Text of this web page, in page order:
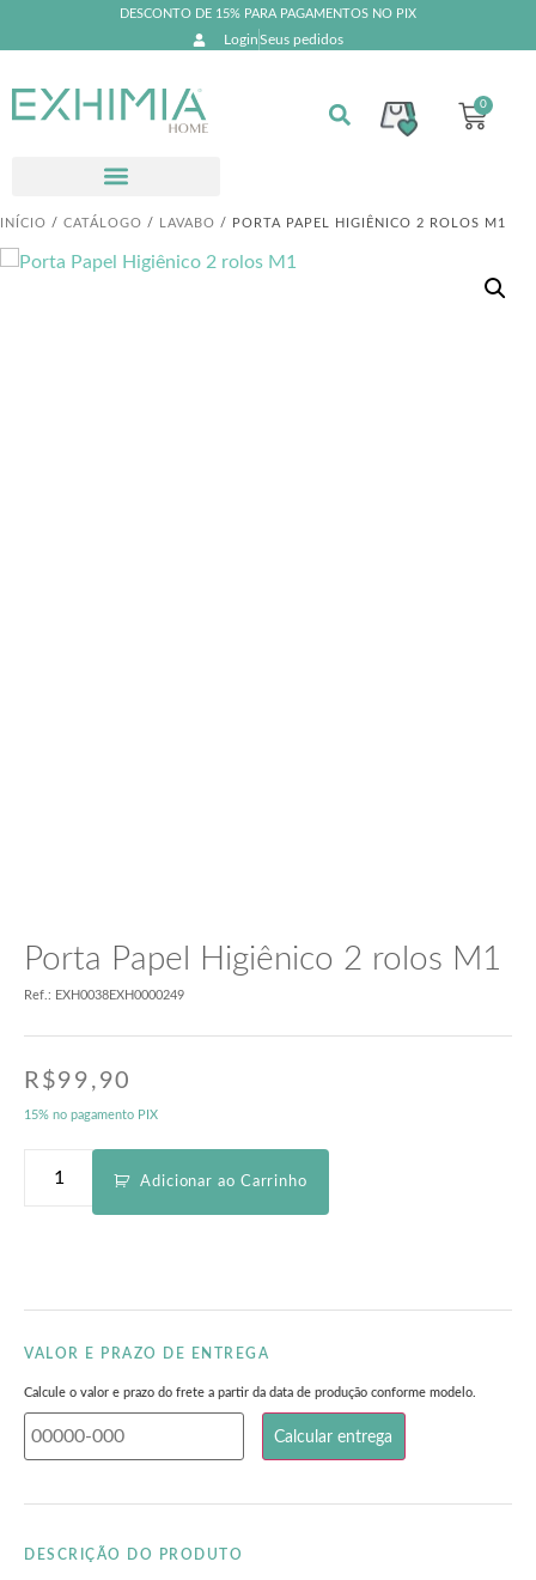
DESCONTO DE 15% PARA PAGAMENTOS NO PIX
LoginSeus pedidos
0
INÍCIO / CATÁLOGO / LAVABO / PORTA PAPEL HIGIÊNICO 2 ROLOS M1
Porta Papel Higiênico 2 rolos M1
Ref.: EXH0038EXH0000249
R$99,90
15% no pagamento PIX
Adicionar ao Carrinho
VALOR E PRAZO DE ENTREGA
Calcule o valor e prazo do frete a partir da data de produção conforme modelo.
DESCRIÇÃO DO PRODUTO